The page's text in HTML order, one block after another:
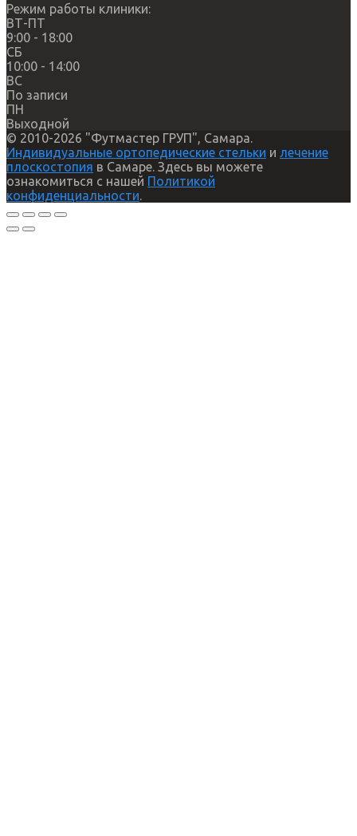
Режим работы клиники:
ВТ-ПТ
9:00 - 18:00
СБ
10:00 - 14:00
ВС
По записи
ПН
Выходной
© 2010-2026 "Футмастер ГРУП", Самара.
Индивидуальные ортопедические стельки и лечение
плоскостопия в Самаре. Здесь вы можете
ознакомиться с нашей Политикой
конфиденциальности.